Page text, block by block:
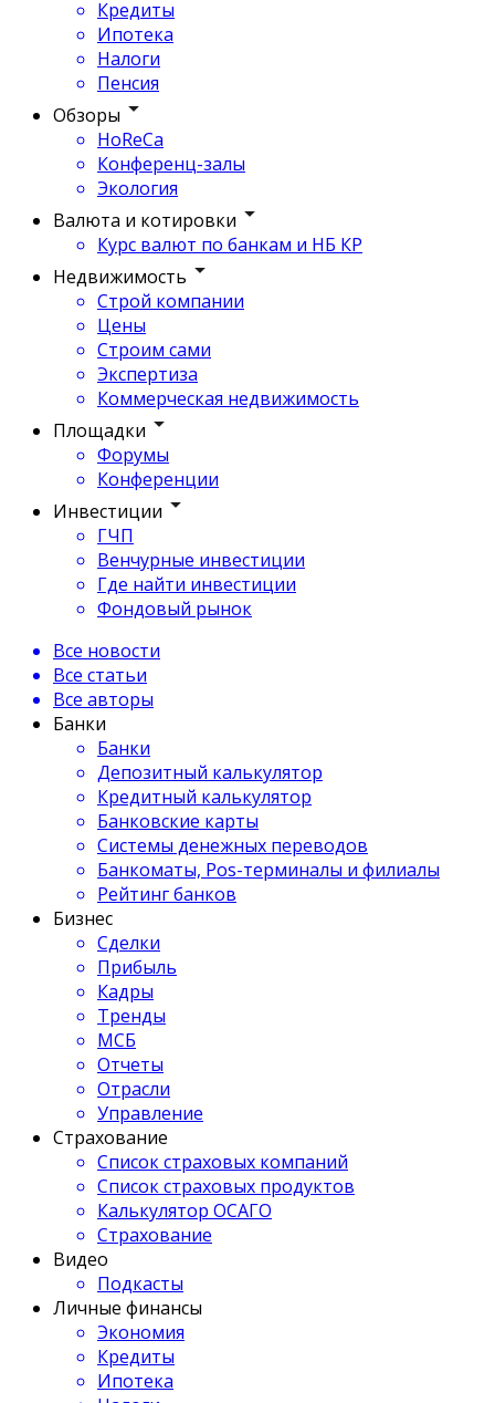
Кредиты
Ипотека
Налоги
Пенсия
Обзоры
HoReCa
Конференц-залы
Экология
Валюта и котировки
Курс валют по банкам и НБ КР
Недвижимость
Строй компании
Цены
Строим сами
Экспертиза
Коммерческая недвижимость
Площадки
Форумы
Конференции
Инвестиции
ГЧП
Венчурные инвестиции
Где найти инвестиции
Фондовый рынок
Все новости
Все статьи
Все авторы
Банки
Банки
Депозитный калькулятор
Кредитный калькулятор
Банковские карты
Системы денежных переводов
Банкоматы, Pos-терминалы и филиалы
Рейтинг банков
Бизнес
Сделки
Прибыль
Кадры
Тренды
МСБ
Отчеты
Отрасли
Управление
Страхование
Список страховых компаний
Список страховых продуктов
Калькулятор ОСАГО
Страхование
Видео
Подкасты
Личные финансы
Экономия
Кредиты
Ипотека